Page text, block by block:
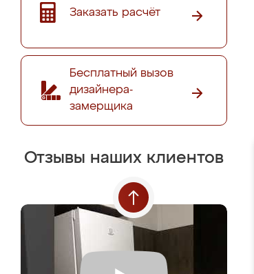
Заказать расчёт
Бесплатный вызов
дизайнера-
замерщика
Отзывы наших клиентов